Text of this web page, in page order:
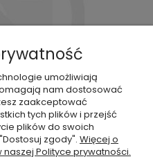
EA219 - wysoki - biała
umożliwiają
nam dostosować
zaakceptować
tych plików i przejść
plików do swoich
zgody". Więcej o
Polityce prywatności.